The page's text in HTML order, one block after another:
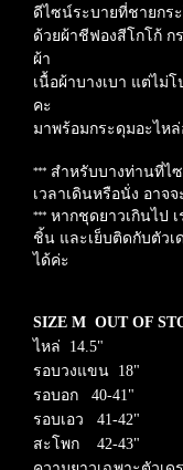
ดีไซน์ระบายที่ชายกร
ด้วยผ้าชีฟองสีโกโก้ ก
ผ้า
เนื้อผ้าบางเบา แต่ไม่
คะ
มาพร้อมกระดุมอะไห
*** สำหรับบางท่านที่ไ
เวลาเดินหรือนั่ง อาจ
*** หากชุดยาวเกินไป
ชิ้น และเย็บติดกับตัวเ
ได้ค่ะ
SIZE M OUT OF
ไหล่ 14.5"
รอบวงแขน 18"
รอบอก 40-41"
รอบเอว 41-42"
สะโพก 42-43"